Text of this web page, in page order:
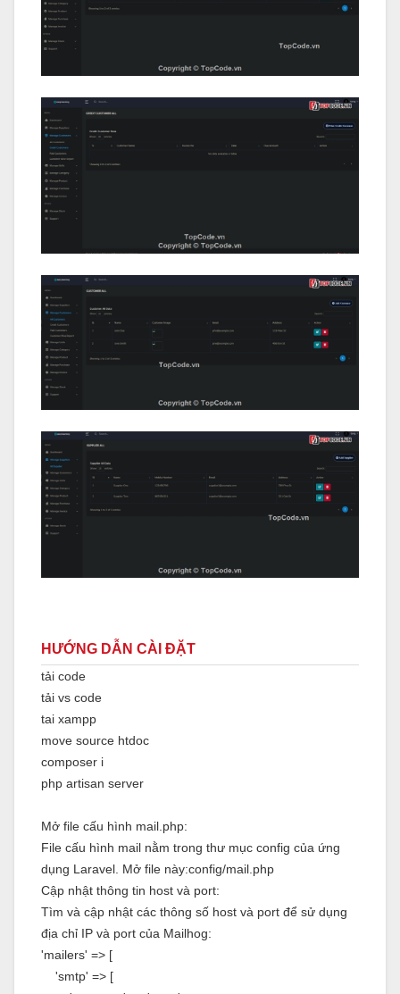
HƯỚNG DẪN CÀI ĐẶT
tải code
tải vs code
tai xampp
move source htdoc
composer i
php artisan server
Mở file cấu hình mail.php:
File cấu hình mail nằm trong thư mục config của ứng
dụng Laravel. Mở file này:config/mail.php
Cập nhật thông tin host và port:
Tìm và cập nhật các thông số host và port để sử dụng
địa chỉ IP và port của Mailhog:
'mailers' => [
'smtp' => [